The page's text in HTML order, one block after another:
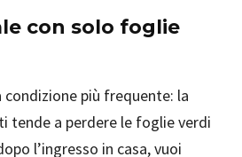
con solo foglie
condizione più frequente: la
tende a perdere le foglie verdi
l’ingresso in casa, vuoi